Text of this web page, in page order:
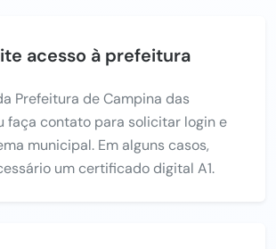
acesso à prefeitura
Prefeitura de Campina das
faça contato para solicitar login e
municipal. Em alguns casos,
um certificado digital A1.